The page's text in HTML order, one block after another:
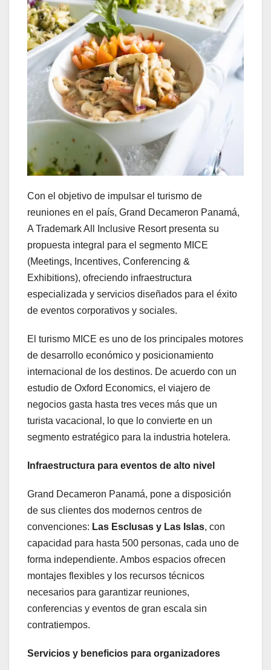
Con el objetivo de impulsar el turismo de
reuniones en el país, Grand Decameron Panamá,
A Trademark All Inclusive Resort presenta su
propuesta integral para el segmento MICE
(Meetings, Incentives, Conferencing &
Exhibitions), ofreciendo infraestructura
especializada y servicios diseñados para el éxito
de eventos corporativos y sociales.
El turismo MICE es uno de los principales motores
de desarrollo económico y posicionamiento
internacional de los destinos. De acuerdo con un
estudio de Oxford Economics, el viajero de
negocios gasta hasta tres veces más que un
turista vacacional, lo que lo convierte en un
segmento estratégico para la industria hotelera.
Infraestructura para eventos de alto nivel
Grand Decameron Panamá, pone a disposición
de sus clientes dos modernos centros de
convenciones: Las Esclusas y Las Islas, con
capacidad para hasta 500 personas, cada uno de
forma independiente. Ambos espacios ofrecen
montajes flexibles y los recursos técnicos
necesarios para garantizar reuniones,
conferencias y eventos de gran escala sin
contratiempos.
Servicios y beneficios para organizadores